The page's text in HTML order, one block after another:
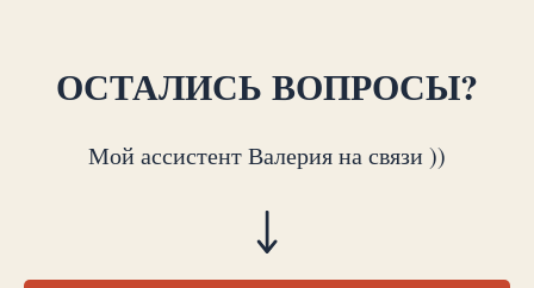
ОСТАЛИСЬ ВОПРОСЫ?
Мой ассистент Валерия на связи ))